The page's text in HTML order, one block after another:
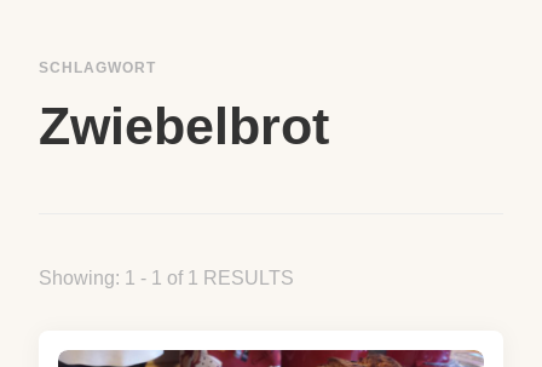
SCHLAGWORT
Zwiebelbrot
Showing: 1 - 1 of 1 RESULTS